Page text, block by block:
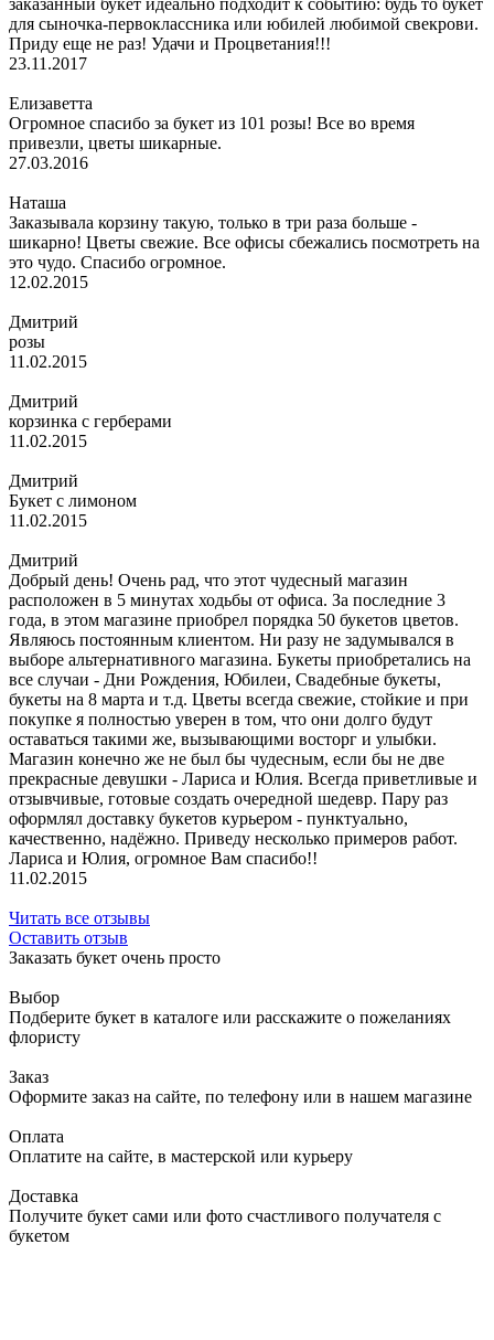
для сыночка-первоклассника или юбилей любимой свекрови.
Приду еще не раз! Удачи и Процветания!!!
23.11.2017
Елизаветта
Огромное спасибо за букет из 101 розы! Все во время
привезли, цветы шикарные.
27.03.2016
Наташа
Заказывала корзину такую, только в три раза больше -
шикарно! Цветы свежие. Все офисы сбежались посмотреть на
это чудо. Спасибо огромное.
12.02.2015
Дмитрий
розы
11.02.2015
Дмитрий
корзинка с герберами
11.02.2015
Дмитрий
Букет с лимоном
11.02.2015
Дмитрий
Добрый день! Очень рад, что этот чудесный магазин
расположен в 5 минутах ходьбы от офиса. За последние 3
года, в этом магазине приобрел порядка 50 букетов цветов.
Являюсь постоянным клиентом. Ни разу не задумывался в
выборе альтернативного магазина. Букеты приобретались на
все случаи - Дни Рождения, Юбилеи, Свадебные букеты,
букеты на 8 марта и т.д. Цветы всегда свежие, стойкие и при
покупке я полностью уверен в том, что они долго будут
оставаться такими же, вызывающими восторг и улыбки.
Магазин конечно же не был бы чудесным, если бы не две
прекрасные девушки - Лариса и Юлия. Всегда приветливые и
отзывчивые, готовые создать очередной шедевр. Пару раз
оформлял доставку букетов курьером - пунктуально,
качественно, надёжно. Приведу несколько примеров работ.
Лариса и Юлия, огромное Вам спасибо!!
11.02.2015
Читать все отзывы
Оставить отзыв
Заказать букет очень просто
Выбор
Подберите букет в каталоге или расскажите о пожеланиях
флористу
Заказ
Оформите заказ на сайте, по телефону или в нашем магазине
Оплата
Оплатите на сайте, в мастерской или курьеру
Доставка
Получите букет сами или фото счастливого получателя с
букетом